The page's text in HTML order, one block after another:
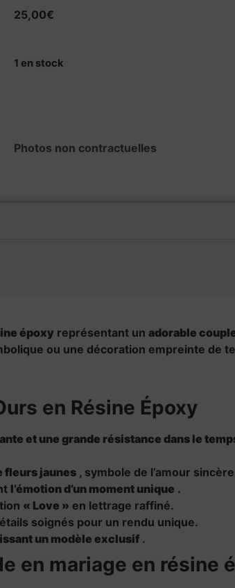
25,00€
1 en stock
Photos non contractuelles
époxy représentant un adorable
ou une décoration empreinte de
en Résine Époxy
et une grande résistance dans le
fleurs jaunes , symbole de l’amour
l’émotion d’un moment unique .
« Love » en lettrage raffiné.
soignés pour un rendu unique.
un modèle exclusif .
en mariage en résine